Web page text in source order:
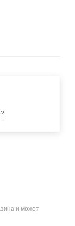
и может